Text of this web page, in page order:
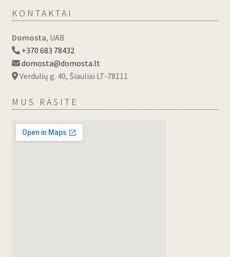
KONTAKTAI
Domosta, UAB
+370 683 78432
domosta@domosta.lt
Verdulių g. 40, Šiauliai LT-78111
MUS RASITE